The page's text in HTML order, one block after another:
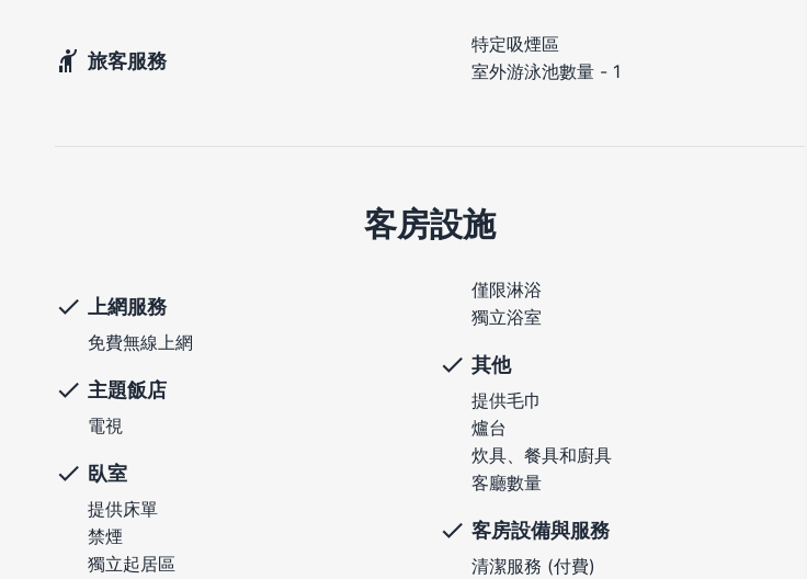
旅客服務
特定吸煙區
室外游泳池數量 - 1
客房設施
上網服務
免費無線上網
主題飯店
電視
臥室
提供床單
禁煙
獨立起居區
僅限淋浴
獨立浴室
其他
提供毛巾
爐台
炊具、餐具和廚具
客廳數量
客房設備與服務
清潔服務 (付費)